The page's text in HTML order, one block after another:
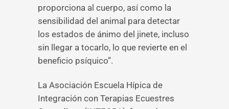
proporciona al cuerpo, así como la
sensibilidad del animal para detectar
los estados de ánimo del jinete, incluso
sin llegar a tocarlo, lo que revierte en el
beneficio psíquico”.
La Asociación Escuela Hípica de
Integración con Terapias Ecuestres